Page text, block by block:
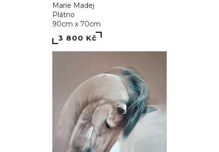
Marie Madej
Plátno
90cm x 70cm
3 800 Kč